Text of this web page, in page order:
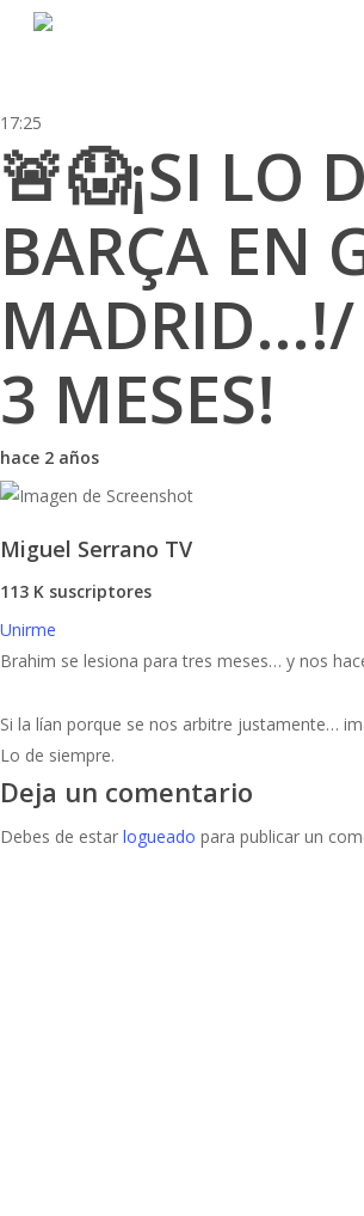
17:25
🚨😱¡SI LO
BARÇA EN
MADRID…!/
3 MESES!
hace 2 años
Miguel Serrano TV
113 K suscriptores
Unirme
Brahim se lesiona para tres meses… y nos
Si la lían porque se nos arbitre justamente…
Lo de siempre.
Deja un comentario
Debes de estar logueado para publicar un